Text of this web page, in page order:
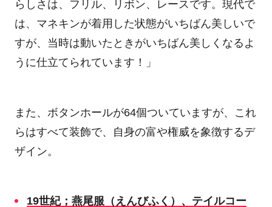
らしさは、フリル、リボン、レースです。現代で
は、マネキンが着用した状態がいちばん美しいで
すが、当時は動いたときがいちばん美しくなるよ
うに仕立てられています！」
また、ボタンホールが64個ついていますが、これ
らはすべて装飾で、自身の富や権威を象徴するデ
ザイン。
19世紀；燕尾服（えんびふく）、テイルコー